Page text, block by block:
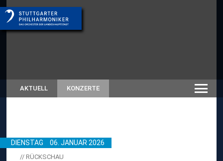
AKTUELL KONZERTE
DIENSTAG 06. JANUAR 2026
// RÜCKSCHAU